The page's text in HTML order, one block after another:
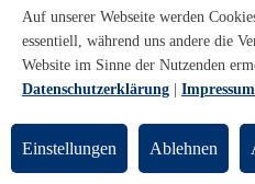
Wahlpflichtmodulen
Unterstützung bei
Studienablauf bis zur Thesis
Zugang zu Materialien,
dem Fachbereich
Auf unserer Webseite werden
essentiell, während uns andere die
Website im Sinne der Nutzenden
Datenschutzerklärung
Impressum
Einstellungen Ablehnen